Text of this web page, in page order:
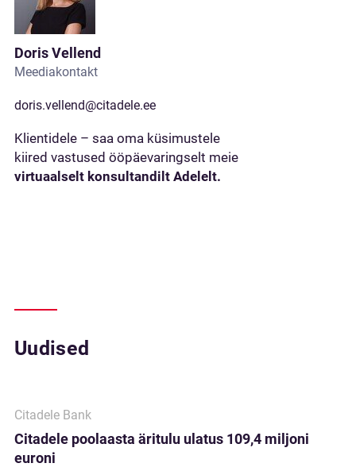
Doris Vellend
Meediakontakt
doris.vellend@citadele.ee
Klientidele – saa oma küsimustele
kiired vastused ööpäevaringselt meie
virtuaalselt konsultandilt Adelelt.
Uudised
Citadele Bank
Citadele poolaasta äritulu ulatus 109,4 miljoni
euroni